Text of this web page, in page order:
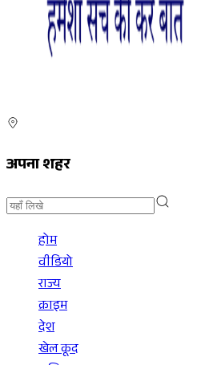
अपना शहर
होम
वीडियो
राज्य
क्राइम
देश
खेल कूद